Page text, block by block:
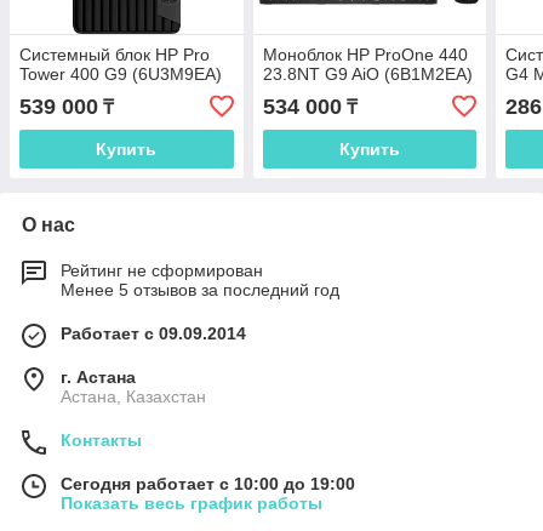
Системный блок HP Pro
Tower 400 G9 (6U3M9EA)
539 000 ₸
Купить
Моноблок HP ProOne 440
23.8NT G9 AiO (6B1M2EA)
534 000₸
Купить
G4
О нас
Рейтинг не сформирован
Менее 5 отзывов за последний год
Работает с 09.09.2014
г. Астана
Астана, Казахстан
Контакты
Сегодня работает с 10:00 до 19:00
Показать весь график работы